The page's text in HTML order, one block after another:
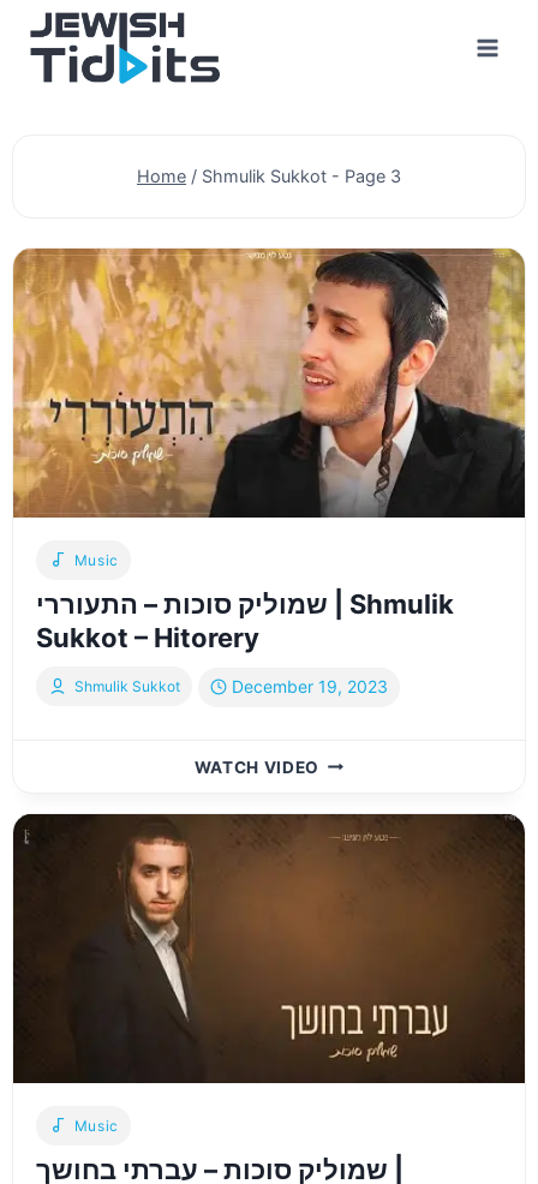
content
Home / Shmulik Sukkot - Page 3
Music
שמוליק סוכות – התעוררי | Shmulik
Sukkot – Hitorery
Shmulik Sukkot December 19, 2023
WATCH VIDEO שמוליק
–
התעוררי
Music
שמוליק סוכות – עברתי בחושך |